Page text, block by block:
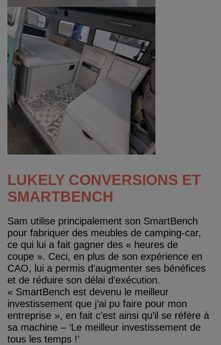
LUKELY CONVERSIONS ET
SMARTBENCH
Sam utilise principalement son SmartBench
pour fabriquer des meubles de camping-car,
ce qui lui a fait gagner des « heures de
coupe ». Ceci, en plus de son expérience en
CAO, lui a permis d’augmenter ses bénéfices
et de réduire son délai d’exécution.
« SmartBench est devenu le meilleur
investissement que j’ai pu faire pour mon
entreprise », en fait c’est ainsi qu’il se réfère à
sa machine – ‘Le meilleur investissement de
tous les temps !’